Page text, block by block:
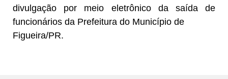
divulgação por meio eletrônico da saída de
funcionários da Prefeitura do Município de
Figueira/PR.